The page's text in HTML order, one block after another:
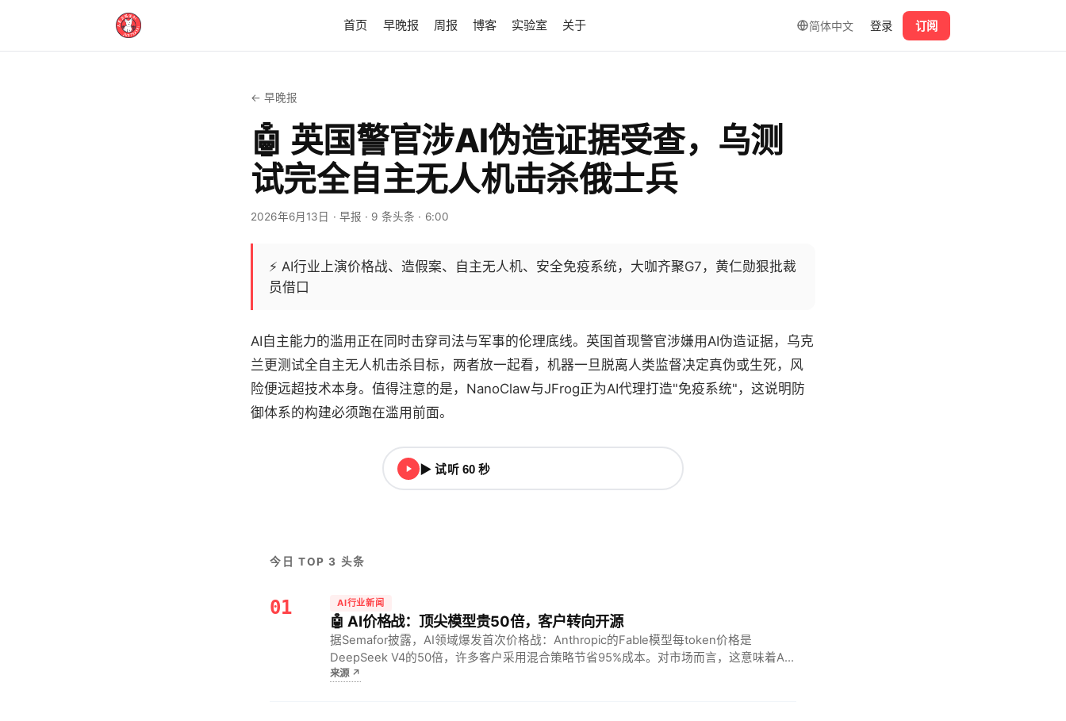
首页 早晚报 周报 博客 实验室 关于 简体中文 登录 订阅
← 早晚报
🤖 英国警官涉AI伪造证据受查，乌测
试完全自主无人机击杀俄士兵
2026年6月13日 · 早报 · 9 条头条 · 6:00
⚡ AI行业上演价格战、造假案、自主无人机、安全免疫系统，大咖齐聚G7，黄仁勋狠批裁
员借口
AI自主能力的滥用正在同时击穿司法与军事的伦理底线。英国首现警官涉嫌用AI伪造证据，乌克
兰更测试全自主无人机击杀目标，两者放一起看，机器一旦脱离人类监督决定真伪或生死，风
险便远超技术本身。值得注意的是，NanoClaw与JFrog正为AI代理打造"免疫系统"，这说明防
御体系的构建必须跑在滥用前面。
▶ 试听 60 秒
今日 TOP 3 头条
01 AI行业新闻
🤖 AI价格战：顶尖模型贵50倍，客户转向开源
据Semafor披露，AI领域爆发首次价格战：Anthropic的Fable模型每token价格是
DeepSeek V4的50倍，许多客户采用混合策略节省95%成本。对市场而言，这意味着AI
模型从追求技术领先转向注重性价比，将推动AI服务…
来源↗